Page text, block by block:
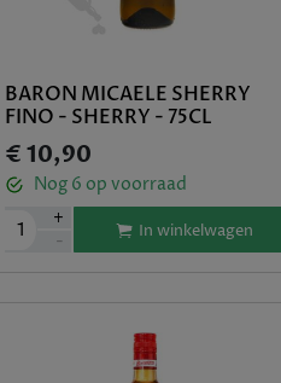
BARON MICAELE SHERRY
FINO - SHERRY - 75CL
€ 10,90
Nog 6 op voorraad
1
+
-
In winkelwagen